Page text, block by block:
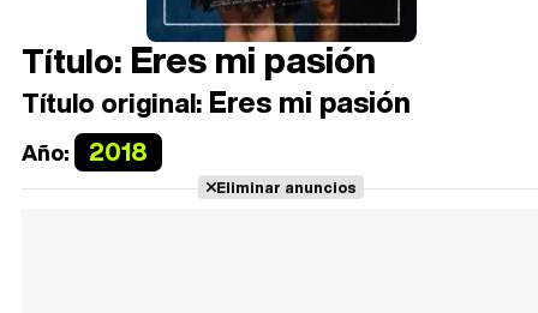
Título: Eres mi pasión
Título original: Eres mi pasión
Año: 2018
Eliminar anuncios